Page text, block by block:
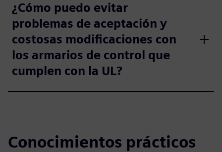
¿Cómo puedo evitar
problemas de aceptación y
costosas modificaciones con
los armarios de control que
cumplen con la UL?
Conocimientos prácticos